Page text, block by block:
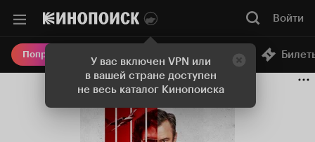
У вас включен VPN или
в вашей стране доступен
не весь каталог Кинопоиска
Войти
Попробовать Плюс Онлайн-кинотеатр